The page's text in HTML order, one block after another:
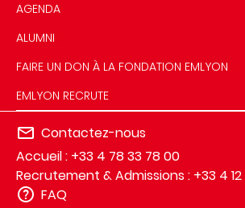
AGENDA
ALUMNI
FAIRE UN DON À LA FONDATION EMLYON
EMLYON RECRUTE
Contactez-nous
Accueil : +33 4 78 33 78 00
Recrutement & Admissions : +33 4
FAQ